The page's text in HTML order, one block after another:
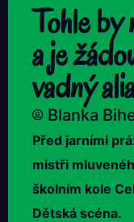
Tohle by
a je
vadný
Blanka
Před jarními
mistři
školním kole
Dětská scéna.